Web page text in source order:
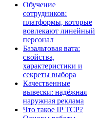
Обучение
сотрудников:
платформы, которые
вовлекают линейный
персонал
Базальтовая вата:
свойства,
характеристики и
секреты выбора
Качественные
вывески: надёжная
наружная реклама
Что такое IP TCP?